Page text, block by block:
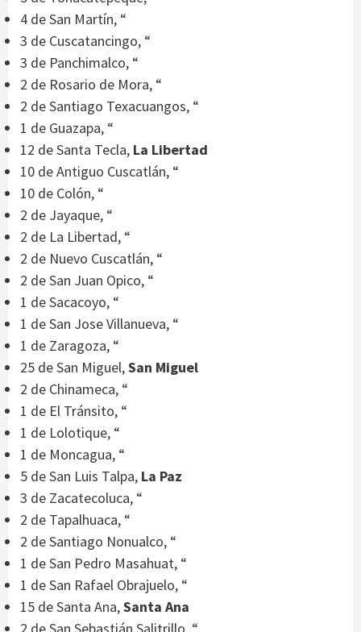
4 de San Martín, “
3 de Cuscatancingo, “
3 de Panchimalco, “
2 de Rosario de Mora, “
2 de Santiago Texacuangos, “
1 de Guazapa, “
12 de Santa Tecla, La Libertad
10 de Antiguo Cuscatlán, “
10 de Colón, “
2 de Jayaque, “
2 de La Libertad, “
2 de Nuevo Cuscatlán, “
2 de San Juan Opico, “
1 de Sacacoyo, “
1 de San Jose Villanueva, “
1 de Zaragoza, “
25 de San Miguel,San Miguel
2 de Chinameca, “
1 de El Tránsito, “
1 de Lolotique, “
1 de Moncagua, “
5 de San Luis Talpa, La Paz
3 de Zacatecoluca, “
2 de Tapalhuaca, “
2 de Santiago Nonualco, “
1 de San Pedro Masahuat, “
1 de San Rafael Obrajuelo, “
15 de Santa Ana,Santa Ana
2 de San Sebastián Salitrillo, “